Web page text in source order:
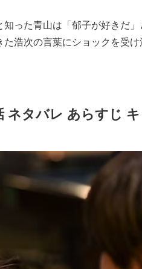
った青山は「郁子が好きだ」
浩次の言葉にショックを受け
ネタバレ あらすじ キ